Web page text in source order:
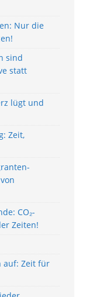
Nur die
sind
statt
lügt und
Zeit,
CO₂-
Zeiten!
auf: Zeit für